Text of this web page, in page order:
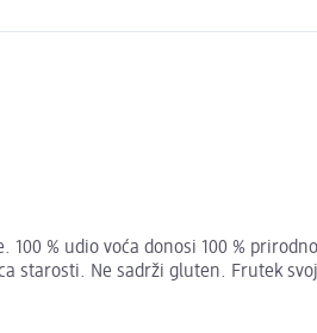
% udio voća donosi 100 %
starosti. Ne sadrži gluten. Frutek